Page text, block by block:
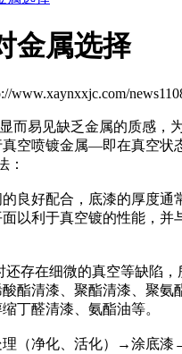
金属选择
易见缺乏金属的质感，
空喷镀金属—即在真空状
：
好配合，底漆的厚度通
以利于真空镀的性能，
在细微的真空等缺陷，
酯清漆、聚酯清漆、聚
丁醛清漆、氨酯油等。
净化、活化）→涂底漆